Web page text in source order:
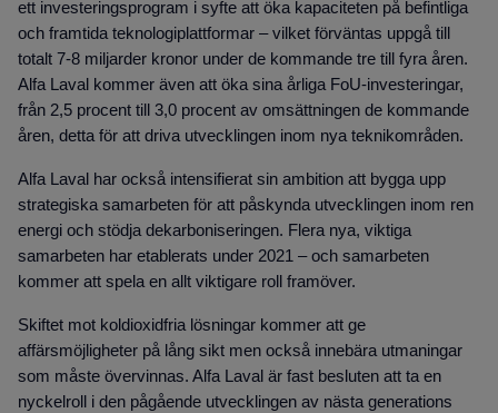
ett investeringsprogram i syfte att öka kapaciteten på befintliga
och framtida teknologiplattformar – vilket förväntas uppgå till
totalt 7-8 miljarder kronor under de kommande tre till fyra åren.
Alfa Laval kommer även att öka sina årliga FoU-investeringar,
från 2,5 procent till 3,0 procent av omsättningen de kommande
åren, detta för att driva utvecklingen inom nya teknikområden.
Alfa Laval har också intensifierat sin ambition att bygga upp
strategiska samarbeten för att påskynda utvecklingen inom ren
energi och stödja dekarboniseringen. Flera nya, viktiga
samarbeten har etablerats under 2021 – och samarbeten
kommer att spela en allt viktigare roll framöver.
Skiftet mot koldioxidfria lösningar kommer att ge
affärsmöjligheter på lång sikt men också innebära utmaningar
som måste övervinnas. Alfa Laval är fast besluten att ta en
nyckelroll i den pågående utvecklingen av nästa generations